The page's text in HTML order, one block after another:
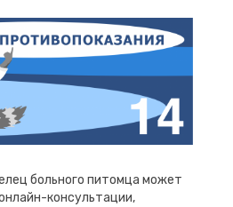
больного питомца может
консультации,